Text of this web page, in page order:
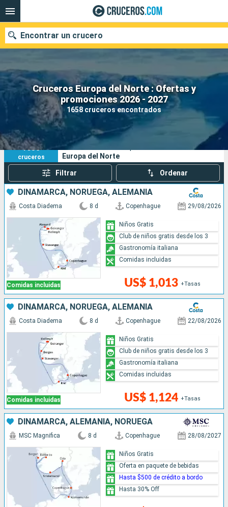
Cruceros Europa del Norte : Ofertas y
promociones 2026 - 2027
1658 cruceros encontrados
Encontrar un crucero
Nuestros destinos
Fecha de salida
Puertos
Buscar
1658
cruceros
Sus criterios de búsqueda:
Europa del Norte
Filtrar Ordenar
DINAMARCA, NORUEGA, ALEMANIA
Comidas incluidas
Costa Diadema 8 d Copenhague 29/08/2026
US$ 1,013 +Tasas
Niños Gratis
Club de niños gratis desde los 3
Gastronomía italiana
Comidas incluidas
DINAMARCA, NORUEGA, ALEMANIA
Comidas incluidas
Costa Diadema 8 d Copenhague 22/08/2026
US$ 1,124 +Tasas
Niños Gratis
Club de niños gratis desde los 3
Gastronomía italiana
Comidas incluidas
DINAMARCA, ALEMANIA, NORUEGA
MSC Magnifica 8 d Copenhague 28/08/2027
Niños Gratis
Oferta en paquete de bebidas
Hasta $500 de crédito a bordo
Hasta 30% Off